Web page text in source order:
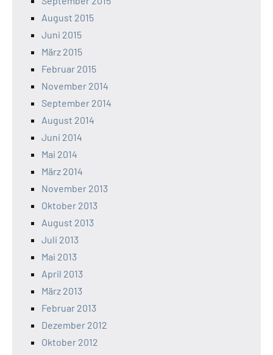
August 2015
Juni 2015
März 2015
Februar 2015
November 2014
September 2014
August 2014
Juni 2014
Mai 2014
März 2014
November 2013
Oktober 2013
August 2013
Juli 2013
Mai 2013
April 2013
März 2013
Februar 2013
Dezember 2012
Oktober 2012